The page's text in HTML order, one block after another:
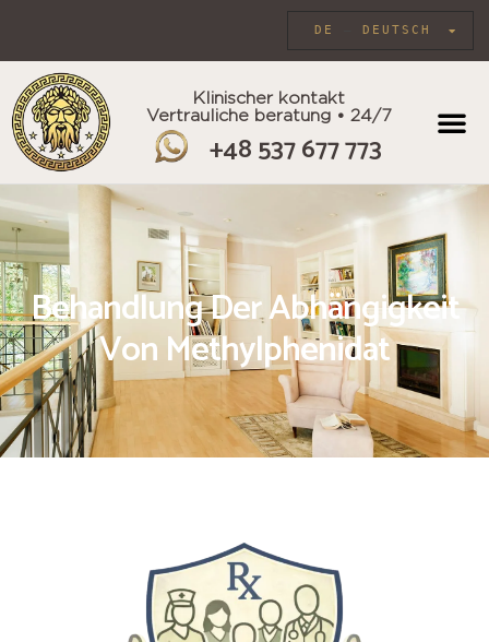
DEUTSCH
DE
Klinischer kontakt
Vertrauliche beratung • 24/7
+48 537 677 773
Behandlung Der Abhängigkeit
Von Methylphenidat